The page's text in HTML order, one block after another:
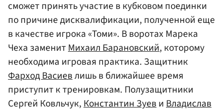
сможет принять участие в кубковом поединки
по причине дисквалификации, полученной еще
в качестве игрока «Томи». В воротах Марека
Чеха заменитМихаил Барановский, которому
необходима игровая практика. Защитник
Фарход Васиевлишь в ближайшее время
приступит к тренировкам. Полузащитники
Сергей Ковльчук,Константин ЗуевиВладислав